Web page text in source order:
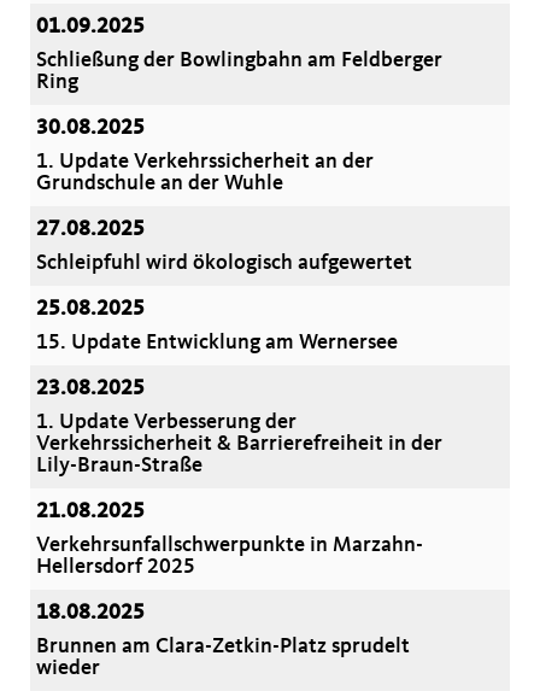
01.09.2025
Schließung der Bowlingbahn am Feldberger
Ring
30.08.2025
1. Update Verkehrssicherheit an der
Grundschule an der Wuhle
27.08.2025
Schleipfuhl wird ökologisch aufgewertet
25.08.2025
15. Update Entwicklung am Wernersee
23.08.2025
1. Update Verbesserung der
Verkehrssicherheit & Barrierefreiheit in der
Lily-Braun-Straße
21.08.2025
Verkehrsunfallschwerpunkte in Marzahn-
Hellersdorf 2025
18.08.2025
Brunnen am Clara-Zetkin-Platz sprudelt
wieder